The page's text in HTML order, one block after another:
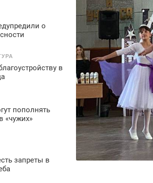
о
в
пополнять
«чужих»
запреты в